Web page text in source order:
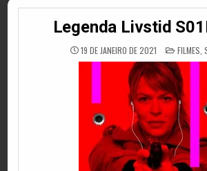
Legenda Livstid
19 DE JANEIRO DE 2021 POSTED
IN
FILMES